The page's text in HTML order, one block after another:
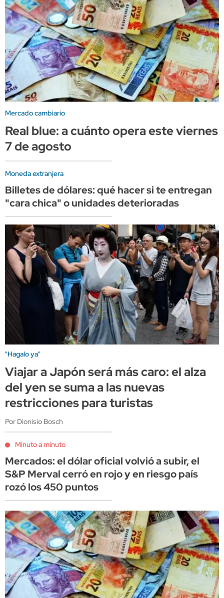
Mercado cambiario
Real blue: a cuánto opera este viernes
7 de agosto
Moneda extranjera
Billetes de dólares: qué hacer si te entregan
"cara chica" o unidades deterioradas
"Hagalo ya"
Viajar a Japón será más caro: el alza
del yen se suma a las nuevas
restricciones para turistas
Por Dionisio Bosch
Minuto a minuto
Mercados: el dólar oficial volvió a subir, el
S&P Merval cerró en rojo y en riesgo país
rozó los 450 puntos